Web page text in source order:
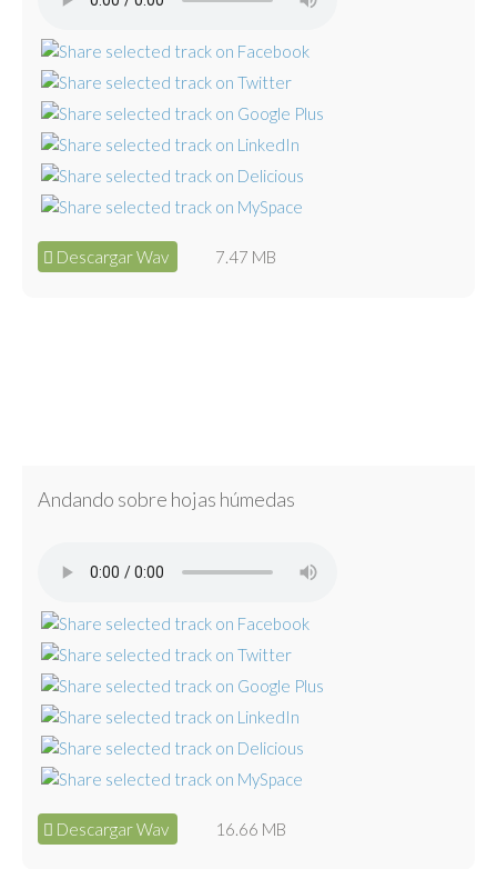
Descargar Wav 7.47 MB
Andando sobre hojas húmedas
Descargar Wav 16.66 MB